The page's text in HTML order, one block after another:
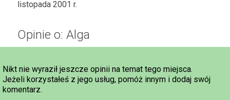
listopada 2001 r.
Opinie o: Alga
Nikt nie wyraził jeszcze opinii na temat tego miejsca.
Jeżeli korzystałeś z jego usług, pomóż innym i dodaj swój
komentarz.